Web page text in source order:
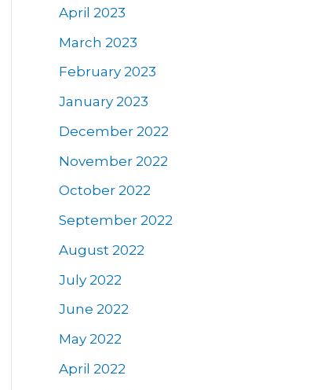
April 2023
March 2023
February 2023
January 2023
December 2022
November 2022
October 2022
September 2022
August 2022
July 2022
June 2022
May 2022
April 2022